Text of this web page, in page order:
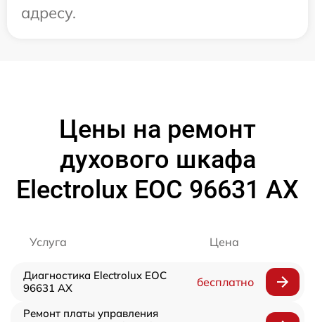
адресу.
Цены на ремонт
духового шкафа
Electrolux EOC 96631 AX
Услуга Цена
Диагностика Electrolux EOC
96631 AX
бесплатно
Ремонт платы управления